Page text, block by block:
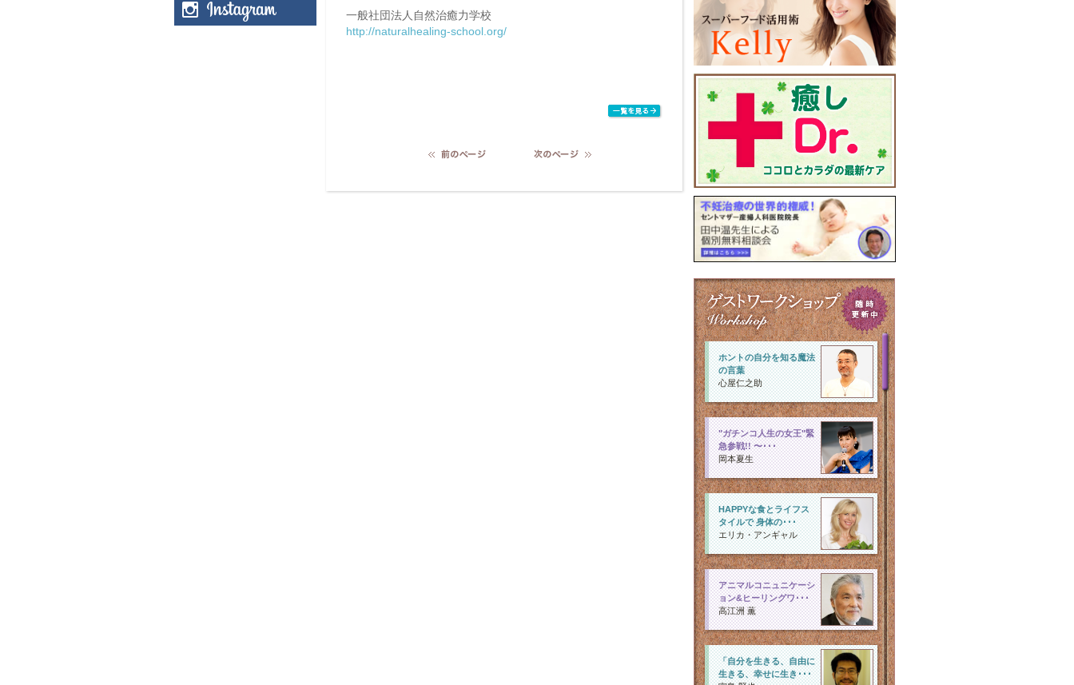
一般社団法人自然治癒力学校
http://naturalhealing-school.org/
ホントの自分を知る魔法
の言葉
心屋仁之助
"ガチンコ人生の女王"緊
急参戦!! 〜･･･
岡本夏生
HAPPYな食とライフス
タイルで 身体の･･･
エリカ・アンギャル
アニマルコニュニケーシ
ョン&ヒーリングワ･･･
高江洲 薫
「自分を生きる、自由に
生きる、幸せに生き･･･